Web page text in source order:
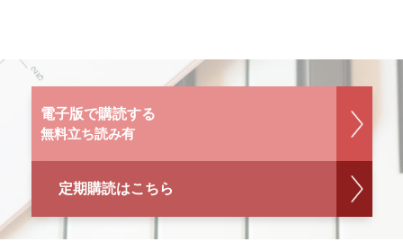
電子版で購読する
無料立ち読み有
定期購読はこちら